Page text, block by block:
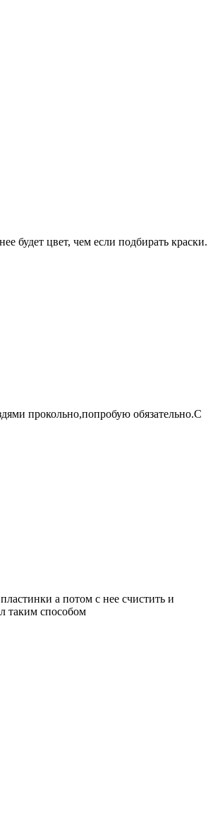
будет цвет, чем если подбирать краски.
прокольно,попробую обязательно.С
а потом с нее счистить и
таким способом